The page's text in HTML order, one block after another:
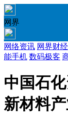
网界
网络资讯 网界财经
能手机 数码极客
中国石
新材料